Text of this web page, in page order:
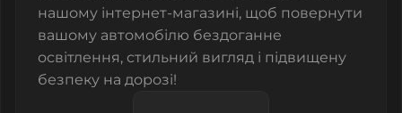
нашому інтернет-магазині, щоб повернути
вашому автомобілю бездоганне
освітлення, стильний вигляд і підвищену
безпеку на дорозі!